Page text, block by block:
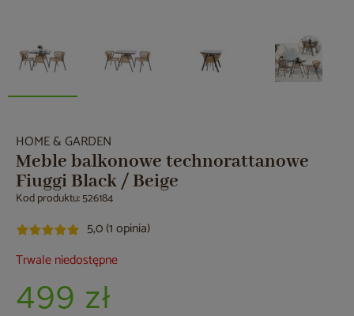
HOME & GARDEN
Meble balkonowe technorattanowe
Fiuggi Black / Beige
Kod produktu: 526184
5,0 (1 opinia)
Trwale niedostępne
499 zł